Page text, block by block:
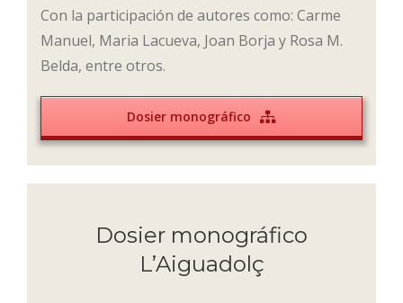
Con la participación de autores como: Carme
Manuel, Maria Lacueva, Joan Borja y Rosa M.
Belda, entre otros.
Dosier monográfico
Dosier monográfico
L’Aiguadolç